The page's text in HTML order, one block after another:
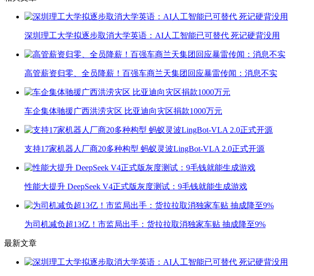
深圳理工大学拟逐步取消大学英语：AI人工智能已可替代 死记硬背没用
高管薪资归零、全员降薪！百强车商兰天集团回应暴雷传闻：消息不实
车企集体驰援广西洪涝灾区 比亚迪向灾区捐款1000万元
支持17家机器人厂商20多种构型 蚂蚁灵波LingBot-VLA 2.0正式开源
性能大提升 DeepSeek V4正式版灰度测试：9毛钱就能生成游戏
为司机减负超13亿！市监局出手：货拉拉取消独家车贴 抽成降至9%
最新文章